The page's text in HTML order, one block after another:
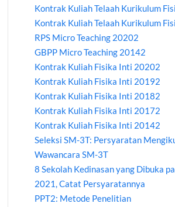
Kontrak Kuliah Telaah Kurikulum
Kontrak Kuliah Telaah Kurikulum
RPS Micro Teaching 20202
GBPP Micro Teaching 20142
Kontrak Kuliah Fisika Inti 20202
Kontrak Kuliah Fisika Inti 20192
Kontrak Kuliah Fisika Inti 20182
Kontrak Kuliah Fisika Inti 20172
Kontrak Kuliah Fisika Inti 20142
Seleksi SM-3T: Persyaratan
Wawancara SM-3T
8 Sekolah Kedinasan yang Dibuka
2021, Catat Persyaratannya
PPT2: Metode Penelitian